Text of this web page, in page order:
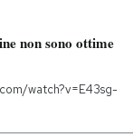
non sono ottime
watch?v=E43sg-